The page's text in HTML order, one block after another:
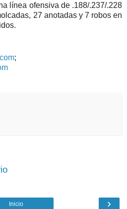
línea ofensiva de .188/.237/.228
27 anotadas y 7 robos en
;
›
Inicio